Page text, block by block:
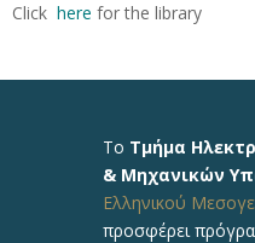
Click here for the library
Το Τμήμα
& Μηχανικών
Ελληνικού
προσφέρει